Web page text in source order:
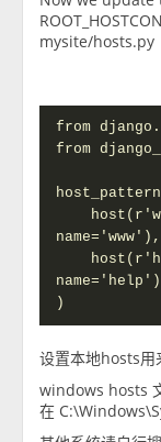
mysite/hosts.py
from
from
name='www'),
)
设置本地hosts用
windows hosts
在